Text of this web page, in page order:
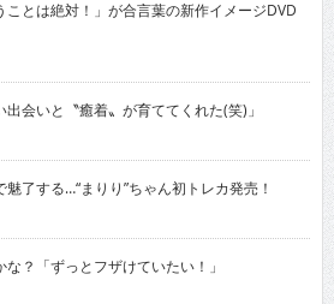
とは絶対！」が合言葉の新作イメージDVD
会いと〝癒着〟が育ててくれた(笑)」
了する…“まりり”ちゃん初トレカ発売！
？「ずっとフザけていたい！」